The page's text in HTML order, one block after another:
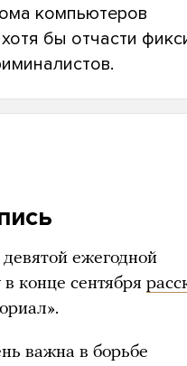
компьютеров
бы отчасти
ежегодной
конце сентября
важна в борьбе